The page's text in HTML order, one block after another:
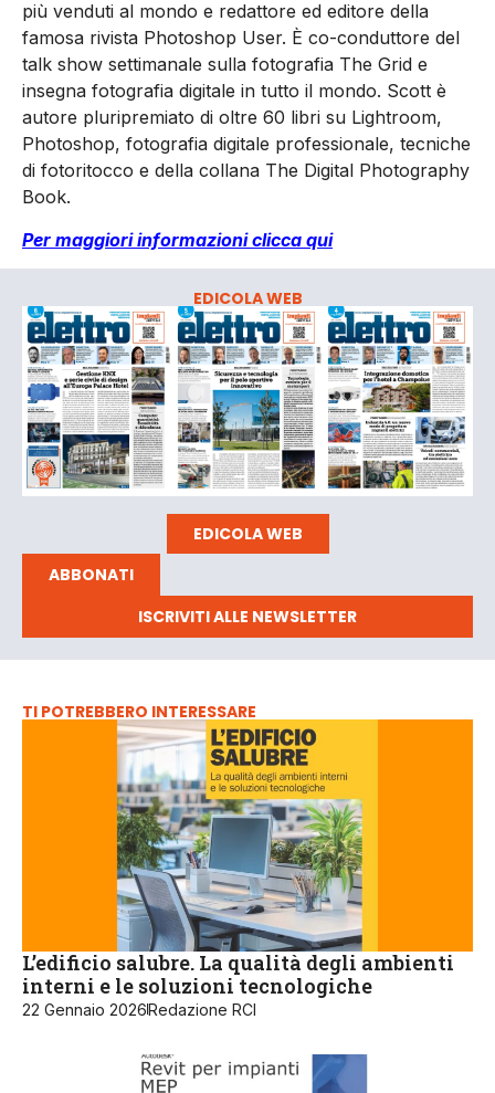
più venduti al mondo e redattore ed editore della
famosa rivista Photoshop User. È co-conduttore del
talk show settimanale sulla fotografia The Grid e
insegna fotografia digitale in tutto il mondo. Scott è
autore pluripremiato di oltre 60 libri su Lightroom,
Photoshop, fotografia digitale professionale, tecniche
di fotoritocco e della collana The Digital Photography
Book.
Per maggiori informazioni clicca qui
EDICOLA WEB
EDICOLA WEB
ABBONATI
ISCRIVITI ALLE NEWSLETTER
TI POTREBBERO INTERESSARE
L’edificio salubre. La qualità degli ambienti
interni e le soluzioni tecnologiche
22 Gennaio 2026Redazione RCI